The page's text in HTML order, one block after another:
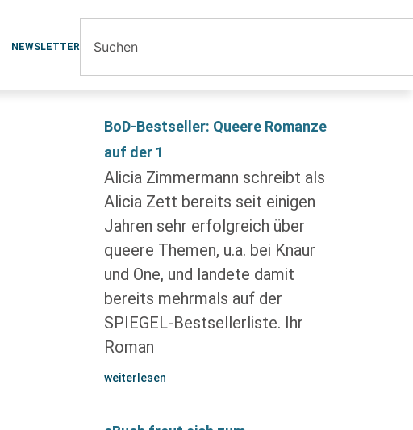
NEWSLETTER
BoD-Bestseller: Queere Romanze
auf der 1
Alicia Zimmermann schreibt als
Alicia Zett bereits seit einigen
Jahren sehr erfolgreich über
queere Themen, u.a. bei Knaur
und One, und landete damit
bereits mehrmals auf der
SPIEGEL-Bestsellerliste. Ihr
Roman
weiterlesen